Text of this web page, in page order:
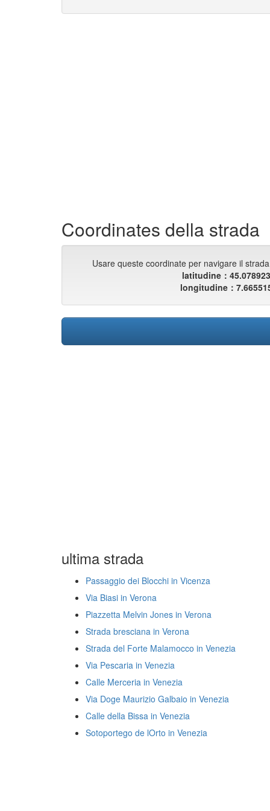
Coordinates della strada
Usare queste coordinate per navigare il
latitudine：
longitudine：
ultima strada
Passaggio dei Blocchi in Vicenza
Via Biasi in Verona
Piazzetta Melvin Jones in Verona
Strada bresciana in Verona
Strada del Forte Malamocco in Venezia
Via Pescaria in Venezia
Calle Merceria in Venezia
Via Doge Maurizio Galbaio in Venezia
Calle della Bissa in Venezia
Sotoportego de lOrto in Venezia